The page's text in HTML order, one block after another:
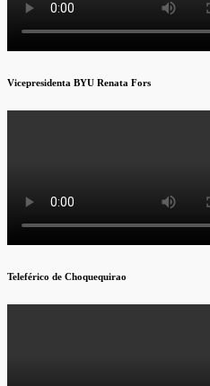
Vicepresidenta BYU Renata Fors
Teleférico de Choquequirao